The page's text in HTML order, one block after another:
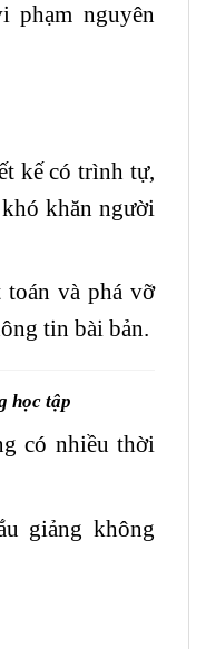
nguyên
kế có trình tự,
khăn người
toán và phá vỡ
tin bài bản.
học tập
có nhiều thời
giảng không